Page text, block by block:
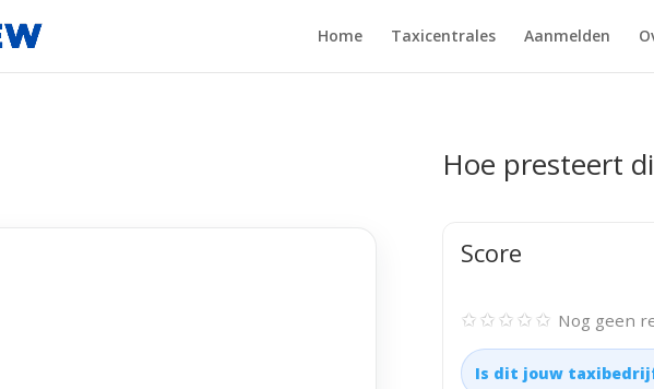
Home Taxicentrales Aanmelden
Hoe presteert
Score
✩✩✩✩✩ Nog geen
Is dit jouw